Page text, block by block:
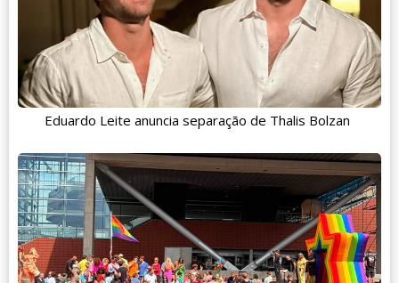
Eduardo Leite anuncia separação de Thalis Bolzan